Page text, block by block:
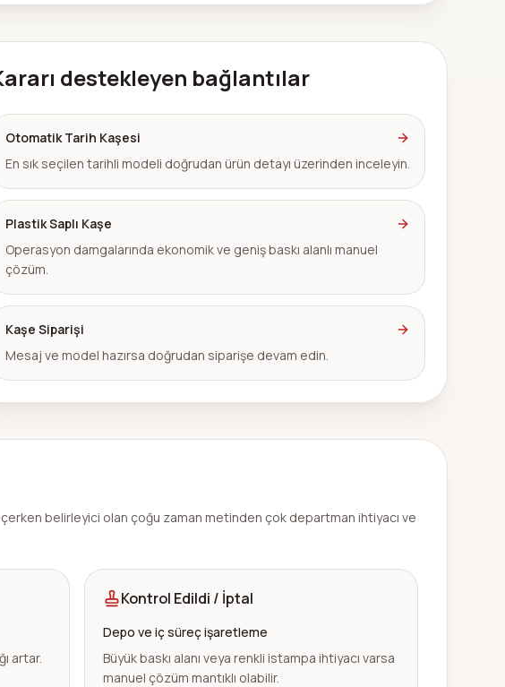
destekleyen bağlantılar
Otomatik Tarih Kaşesi
En sık seçilen tarihli modeli doğrudan ürün detayı üzerinden inceleyin.
Plastik Saplı Kaşe
Operasyon damgalarında ekonomik ve geniş baskı alanlı manuel
çözüm.
Kaşe Siparişi
Mesaj ve model hazırsa doğrudan siparişe devam edin.
belirleyici olan çoğu zaman metinden çok departman ihtiyacı ve
artar.
Kontrol Edildi / İptal
Depo ve iç süreç işaretleme
Büyük baskı alanı veya renkli istampa ihtiyacı varsa
manuel çözüm mantıklı olabilir.